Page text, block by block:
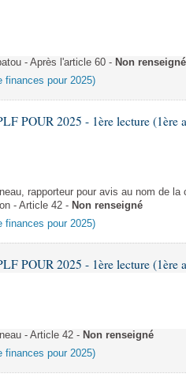
- Après l'article 60 - Non renseigné
finances pour 2025)
POUR 2025 - 1ère lecture (1ère
rapporteur pour avis au nom de
- Article 42 - Non renseigné
finances pour 2025)
POUR 2025 - 1ère lecture (1ère
- Article 42 - Non renseigné
finances pour 2025)